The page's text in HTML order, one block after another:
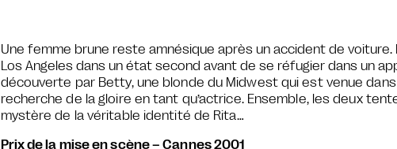
Une femme brune reste amnésique après un accident de voiture.
Los Angeles dans un état second avant de se réfugier dans un
découverte par Betty, une blonde du Midwest qui est venue
recherche de la gloire en tant qu’actrice. Ensemble, les deux
mystère de la véritable identité de Rita…
Prix de la mise en scène – Cannes 2001